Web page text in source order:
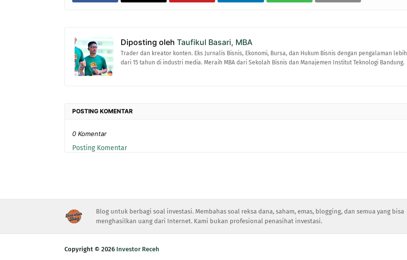
Diposting oleh Taufikul Basari, MBA
Trader dan kreator konten. Eks Jurnalis Bisnis, Ekonomi, Bursa, dan Hukum Bisnis dengan pengalaman lebih
dari 15 tahun di industri media. Meraih MBA dari Sekolah Bisnis dan Manajemen Institut Teknologi Bandung.
POSTING KOMENTAR
0 Komentar
Posting Komentar
Blog untuk berbagi soal investasi. Membahas soal reksa dana, saham, emas, blogging, dan semua yang bisa
menghasilkan uang dari Internet. Kami bukan profesional penasihat investasi.
Copyright © 2026 Investor Receh